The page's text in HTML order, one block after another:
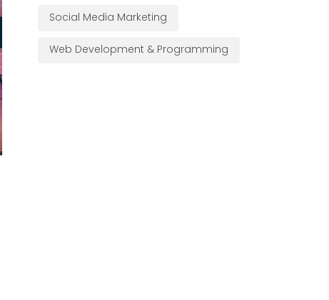
Social Media Marketing
Web Development & Programming